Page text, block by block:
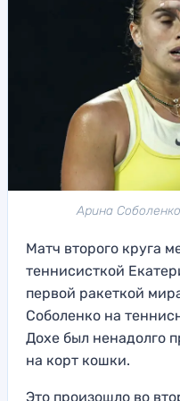
Арина
Матч второго круга
теннисисткой
первой ракеткой
Соболенко на
Дохе был ненадолго
на корт кошки.
Это произошло во